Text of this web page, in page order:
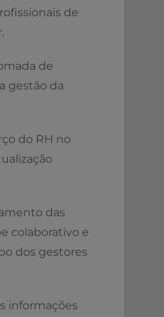
de
de
gestão da
do RH no
das
colaborativo e
dos gestores
informações